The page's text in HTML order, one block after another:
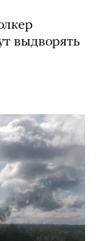
выдворять